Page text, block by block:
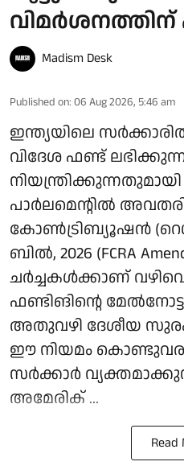
വിമർശനത്തിന്
Madism Desk
Published on: 06 Aug 2026, 5:46 am
ഇന്ത്യയിലെ
വിദേശ ഫണ്ട്
നിയന്ത്രിക്കുന്നതുമായി
പാർലമെന്റിൽ
കോൺട്രിബ്യൂഷൻ
ബിൽ, 2026 (FCRA
ചർച്ചകൾക്കാണ്
ഫണ്ടിങിന്റെ
അതുവഴി ദേശീയ
ഈ നിയമം
സർക്കാർ
അമേരിക് ...
Read